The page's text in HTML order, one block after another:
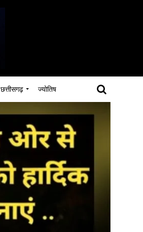
छत्तीसगढ़ ज्योतिष